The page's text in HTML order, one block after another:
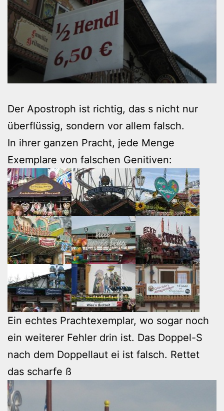
Der Apostroph ist richtig, das s nicht nur
überflüssig, sondern vor allem falsch.
In ihrer ganzen Pracht, jede Menge
Exemplare von falschen Genitiven:
Ein echtes Prachtexemplar, wo sogar noch
ein weiterer Fehler drin ist. Das Doppel-S
nach dem Doppellaut ei ist falsch. Rettet
das scharfe ß